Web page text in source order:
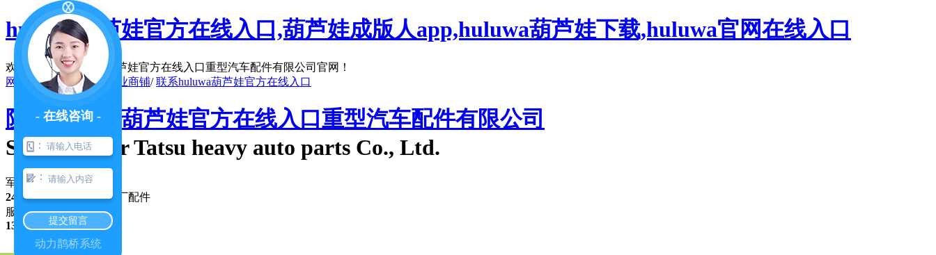
huluwa葫芦娃官方在线入口,葫芦娃成版人app,huluwa葫芦娃下载,huluwa官网在线入口
欢迎访问陕西huluwa葫芦娃官方在线入口重型汽车配件有限公司官网！
网站地图/在线留言/ 企业商铺/联系huluwa葫芦娃官方在线入口
陕西huluwa葫芦娃官方在线入口重型汽车配件有限公司
Shaanxi four Tatsu heavy auto parts Co., Ltd.
军(民)车配件行业 品牌
24年专注，优势纯正原厂配件
服务咨询热线
13991351017
公司首页
- 在线咨询 -
：
：
提交留言
动力鹊桥系统